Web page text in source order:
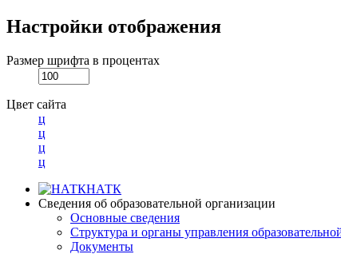
Настройки отображения
Размер шрифта в процентах
Цвет сайта
ц
ц
ц
ц
НАТК
Сведения об образовательной организации
Основные сведения
Структура и органы управления
Документы